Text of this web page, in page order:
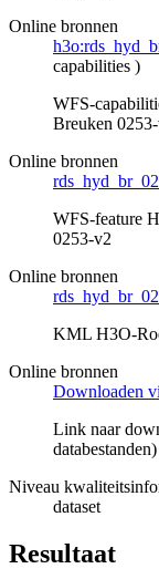
Online bronnen
capabilities )
WFS-
Breuken
Online bronnen
WFS-feature
0253-v2
Online bronnen
KML H3O-
Online bronnen
Downloaden
Link naar
Niveau
dataset
Resultaat